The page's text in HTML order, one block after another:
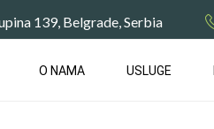
139, Belgrade, Serbia
О NAMA USLUGE